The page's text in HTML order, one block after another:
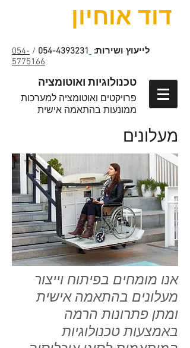
דוד אוחיון
לייעוץ ושירות: 054-4393231
/
054-
5775166
טכנולוגיות ואוטומציה
פרויקטים ואוטומציה למערכות
ממונעות בהתאמה אישית
מעלונים
אנו מומחים בפיתוח וייצור
מעלונים בהתאמה אישית
ומתן פתרונות הרמה
באמצעות טכנולוגיות